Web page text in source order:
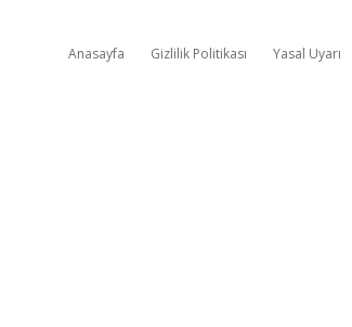
Anasayfa Gizlilik Politikası Yasal Uyarı